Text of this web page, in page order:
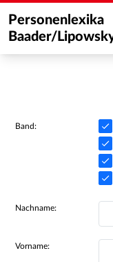
Personenlexika
Baader/
Band:
Nachname:
Vorname: